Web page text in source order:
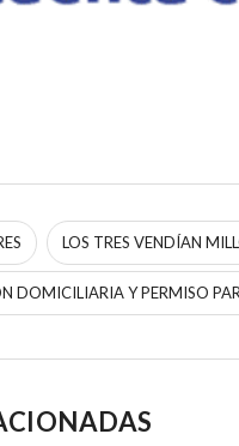
LOS TRES VENDÍAN
DOMICILIARIA Y PERMISO